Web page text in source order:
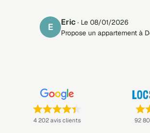
E eric · Le 08/01/2026
Propose un appartement à
Note : 4,4 sur 5 —
4 202 avis clients Note
92